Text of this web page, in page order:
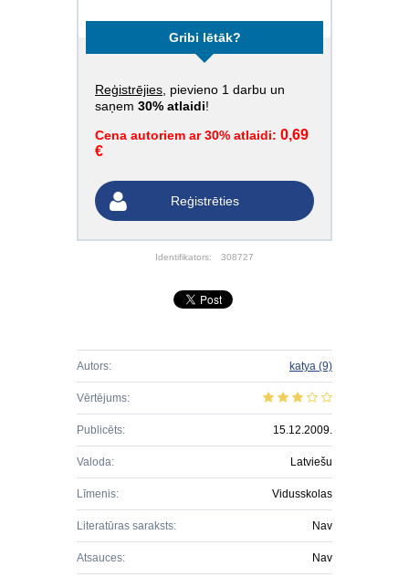
Gribi lētāk?
Reģistrējies , pievieno 1 darbu un
saņem 30% atlaidi!
Cena autoriem ar 30% atlaidi: 0,69
€
Reģistrēties
Identifikators: 308727
Autors: katya (9)
Vērtējums:
Publicēts: 15.12.2009.
Valoda: Latviešu
Līmenis: Vidusskolas
Literatūras saraksts: Nav
Atsauces: Nav